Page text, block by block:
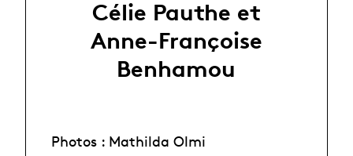
Célie Pauthe et
Anne-Françoise
Benhamou
Photos : Mathilda Olmi